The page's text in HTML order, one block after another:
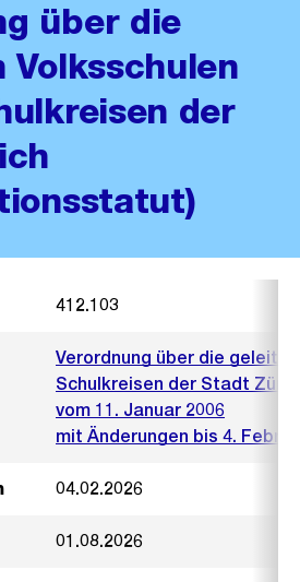
über die
Volksschulen
der
412.103
Verordnung über die
Schulkreisen der Stadt
vom 11. Januar 2006
mit Änderungen bis 4.
04.02.2026
01.08.2026